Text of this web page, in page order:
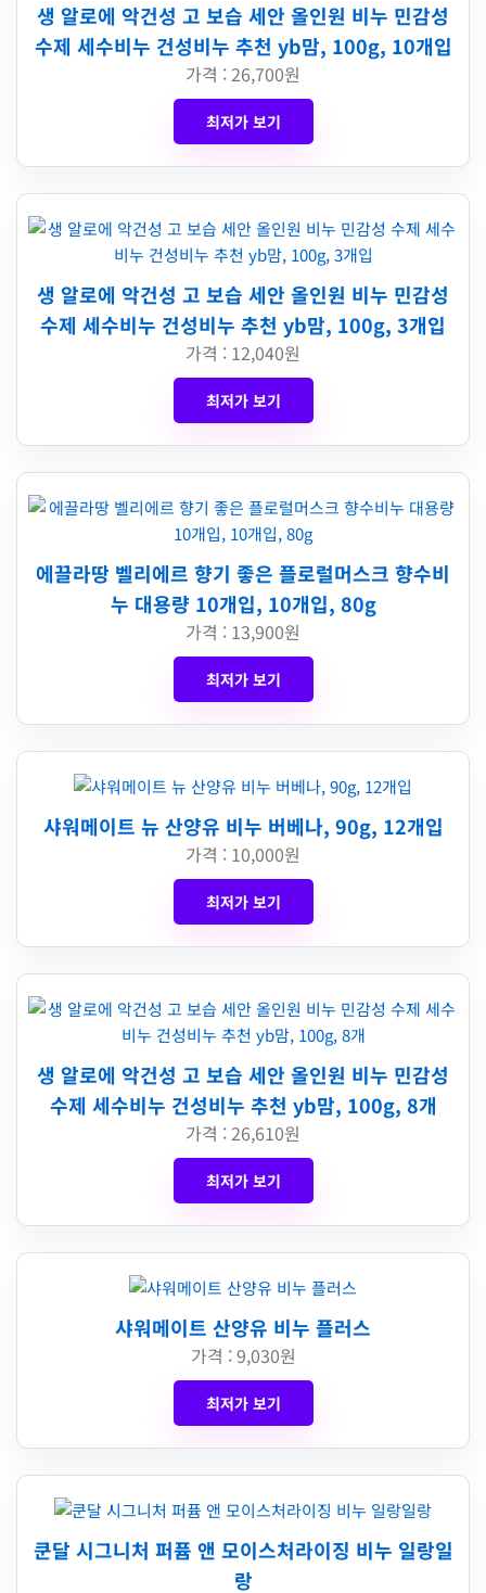
생 알로에 악건성 고 보습 세안 올인원 비누 민감성
수제 세수비누 건성비누 추천 yb맘, 100g, 10개입
가격 : 26,700원
최저가 보기
생 알로에 악건성 고 보습 세안 올인원 비누 민감성
수제 세수비누 건성비누 추천 yb맘, 100g, 3개입
가격 : 12,040원
최저가 보기
에끌라땅 벨리에르 향기 좋은 플로럴머스크 향수비
누 대용량 10개입, 10개입, 80g
가격 : 13,900원
최저가 보기
샤워메이트 뉴 산양유 비누 버베나, 90g, 12개입
가격 : 10,000원
최저가 보기
생 알로에 악건성 고 보습 세안 올인원 비누 민감성
수제 세수비누 건성비누 추천 yb맘, 100g, 8개
가격 : 26,610원
최저가 보기
샤워메이트 산양유 비누 플러스
가격 : 9,030원
최저가 보기
쿤달 시그니처 퍼퓸 앤 모이스처라이징 비누 일랑일
랑